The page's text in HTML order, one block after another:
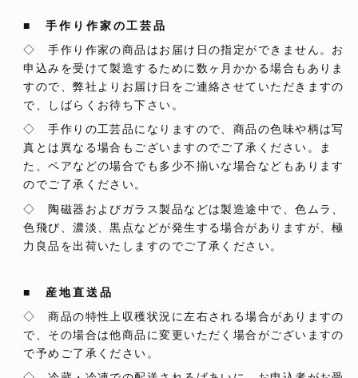
■ 手作り作家の工芸品
◇ 手作り作家の商品はお届け日の指定ができません。お
申込みを受けて製造するために数ヶ月かかる場合もありま
すので、弊社よりお届け日をご連絡させていただきますの
で、しばらくお待ち下さい。
◇ 手作りの工芸品になりますので、商品の色味や柄は写
真とは異なる場合もございますのでご了承ください。ま
た、ペアなどの場合でも多少不揃いな場合などもあります
のでご了承ください。
◇ 陶磁器およびガラス製品などは製造途中で、色ムラ、
色飛び、濃淡、黒点などが発生する場合がありますが、極
力良品を出荷いたしますのでご了承ください。
■ 産地直送品
◇ 商品の特性上収穫状況に左右される場合がありますの
で、その場合は他商品に変更いただく場合がございますの
で予めご了承ください。